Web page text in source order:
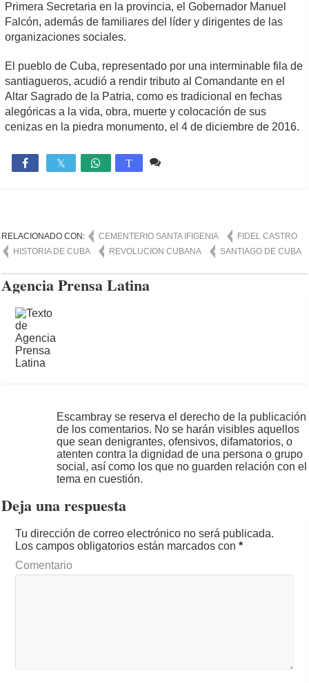
Primera Secretaria en la provincia, el Gobernador Manuel
Falcón, además de familiares del líder y dirigentes de las
organizaciones sociales.
El pueblo de Cuba, representado por una interminable fila de
santiagueros, acudió a rendir tributo al Comandante en el
Altar Sagrado de la Patria, como es tradicional en fechas
alegóricas a la vida, obra, muerte y colocación de sus
cenizas en la piedra monumento, el 4 de diciembre de 2016.
 T
RELACIONADO CON: CEMENTERIO SANTA IFIGENIA
FIDEL CASTRO
HISTORIA DE CUBA
REVOLUCION CUBANA SANTIAGO DE CUBA
Agencia Prensa Latina
Escambray se reserva el derecho de la publicación
de los comentarios. No se harán visibles aquellos
que sean denigrantes, ofensivos, difamatorios, o
atenten contra la dignidad de una persona o grupo
social, así como los que no guarden relación con el
tema en cuestión.
Deja una respuesta
Tu dirección de correo electrónico no será publicada.
Los campos obligatorios están marcados con*
Comentario